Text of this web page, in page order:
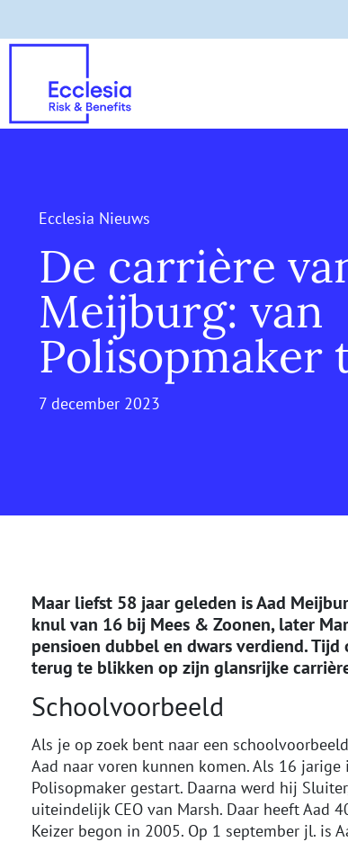
Ecclesia Nieuws
De carrière
Meijburg: van
Polisopmaker
7 december 2023
Maar liefst 58 jaar geleden is Aad
knul van 16 bij Mees & Zoonen, later
pensioen dubbel en dwars verdiend.
terug te blikken op zijn glansrijke
Schoolvoorbeeld
Als je op zoek bent naar een
Aad naar voren kunnen komen. Als 16
Polisopmaker gestart. Daarna werd hij
uiteindelijk CEO van Marsh. Daar heeft Aad
Keizer begon in 2005. Op 1 september jl. is